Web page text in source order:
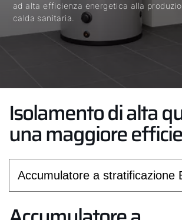
ad alta efficienza energetica alla
calda sanitaria.
Isolamento di alta
una maggiore